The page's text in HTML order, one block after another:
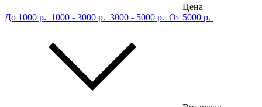
Цена
До 1000 р. 1000 - 3000 р. 3000 - 5000 р. От 5000 р.